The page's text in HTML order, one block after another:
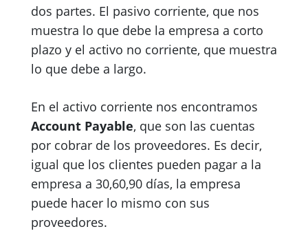
dos partes. El pasivo corriente, que nos
muestra lo que debe la empresa a corto
plazo y el activo no corriente, que muestra
lo que debe a largo.
En el activo corriente nos encontramos
Account Payable, que son las cuentas
por cobrar de los proveedores. Es decir,
igual que los clientes pueden pagar a la
empresa a 30,60,90 días, la empresa
puede hacer lo mismo con sus
proveedores.